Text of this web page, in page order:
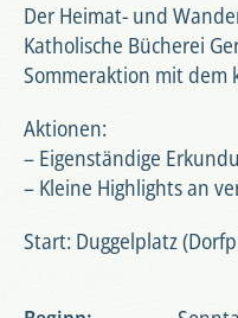
Der Heimat- und
Katholische Bücherei
Sommeraktion mit dem
Aktionen:
– Eigenständige
– Kleine Highlights an
Start: Duggelplatz